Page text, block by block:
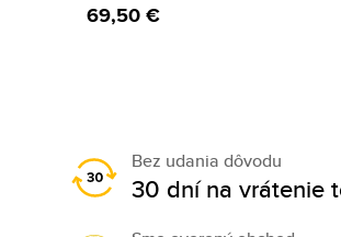
69,50 €
Bez udania dôvodu
30 dní na vrátenie